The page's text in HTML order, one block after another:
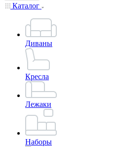
Каталог
Диваны
Кресла
Лежаки
Наборы